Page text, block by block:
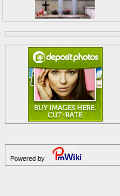
Powered by